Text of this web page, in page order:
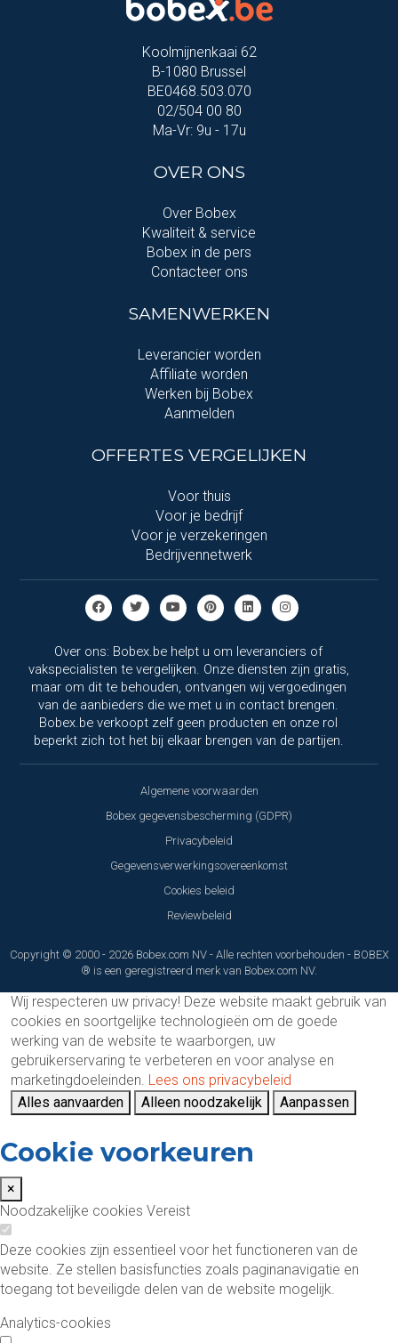
Koolmijnenkaai 62
B-1080 Brussel
BE0468.503.070
02/504 00 80
Ma-Vr: 9u - 17u
OVER ONS
Over Bobex
Kwaliteit & service
Bobex in de pers
Contacteer ons
SAMENWERKEN
Leverancier worden
Affiliate worden
Werken bij Bobex
Aanmelden
OFFERTES VERGELIJKEN
Voor thuis
Voor je bedrijf
Voor je verzekeringen
Bedrijvennetwerk
Over ons: Bobex.be helpt u om leveranciers of
vakspecialisten te vergelijken. Onze diensten zijn gratis,
maar om dit te behouden, ontvangen wij vergoedingen
van de aanbieders die we met u in contact brengen.
Bobex.be verkoopt zelf geen producten en onze rol
beperkt zich tot het bij elkaar brengen van de partijen.
Algemene voorwaarden
Bobex gegevensbescherming (GDPR)
Privacybeleid
Gegevensverwerkingsovereenkomst
Cookies beleid
Reviewbeleid
Copyright © 2000 - 2026 Bobex.com NV - Alle rechten voorbehouden - BOBEX
® is een geregistreerd merk van Bobex.com NV.
Wij respecteren uw privacy! Deze website maakt gebruik van
cookies en soortgelijke technologieën om de goede
werking van de website te waarborgen, uw
gebruikerservaring te verbeteren en voor analyse en
marketingdoeleinden. Lees ons privacybeleid
Alles aanvaarden
Alleen noodzakelijk Aanpassen
Cookie voorkeuren
×
Noodzakelijke cookies Vereist
Deze cookies zijn essentieel voor het functioneren van de
website. Ze stellen basisfuncties zoals paginanavigatie en
toegang tot beveiligde delen van de website mogelijk.
Analytics-cookies